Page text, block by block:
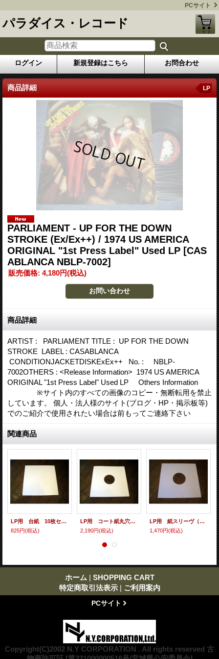
PCサイト
パラダイス・レコード
ログイン 新規登録はこちら お問合わせ
商品詳細 LP
PARLIAMENT - UP FOR THE DOWN
STROKE (Ex/Ex++) / 1974 US AMERICA
ORIGINAL "1st Press Label" Used LP [CAS
ABLANCA NBLP-7002]
販売価格: 4,180円(税込)
商品詳細
ARTIST : PARLIAMENT TITLE : UP FOR THE DOWN
STROKE LABEL : CASABLANCA
CONDITIONJACKETDISKExEx++ No. : NBLP-
7002OTHERS : <Release Information> 1974 US AMERICA
ORIGINAL "1st Press Label" Used LP Others Information
※サイト内のすべての画像のコピー・無断転用を禁止
しています。 個人・法人様のサイト(ブログ・HP・掲示板等)
でのご紹介で使用されたい場合は前もってご連絡下さい
関連商品
LP用 台紙 10枚セット
825円(税込)
LP用 コート紙丸穴ジャケ 10枚セット
2,190円(税込)
LP用 紙スリーヴ（レギュラー 四角の角） 10枚セット
1,470円(税込)
ホーム | SHOPPING CART
特定商取引法表示 | ご利用案内
PCサイト
Copyright(C)2002 N.Y CORPORATION . All rights reserved 古